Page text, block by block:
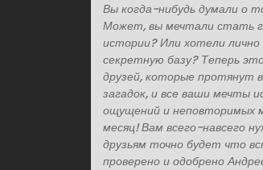
Вы когда-нибудь думали о
Может, вы мечтали стать
истории? Или хотели
секретную базу? Теперь
друзей, которые протянут
загадок, и все ваши мечты
ощущений и неповторимых
месяц! Вам всего-навсего
друзьям точно будет что
проверено и одобрено